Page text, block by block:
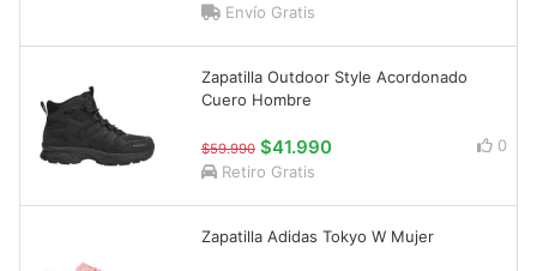
Envío Gratis
Zapatilla Outdoor Style Acordonado
Cuero Hombre
$59.990 $41.990
0
Retiro Gratis
Zapatilla Adidas Tokyo W Mujer